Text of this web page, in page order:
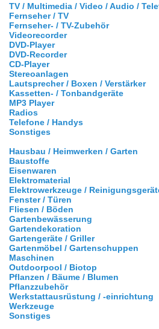
TV / Multimedia / Video / Audio /
Fernseher / TV
Fernseher- / TV-Zubehör
Videorecorder
DVD-Player
DVD-Recorder
CD-Player
Stereoanlagen
Lautsprecher / Boxen / Verstärker
Kassetten- / Tonbandgeräte
MP3 Player
Radios
Telefone / Handys
Sonstiges
Hausbau / Heimwerken / Garten
Baustoffe
Eisenwaren
Elektromaterial
Elektrowerkzeuge /
Fenster / Türen
Fliesen / Böden
Gartenbewässerung
Gartendekoration
Gartengeräte / Griller
Gartenmöbel / Gartenschuppen
Maschinen
Outdoorpool / Biotop
Pflanzen / Bäume / Blumen
Pflanzzubehör
Werkstattausrüstung / -einrichtung
Werkzeuge
Sonstiges